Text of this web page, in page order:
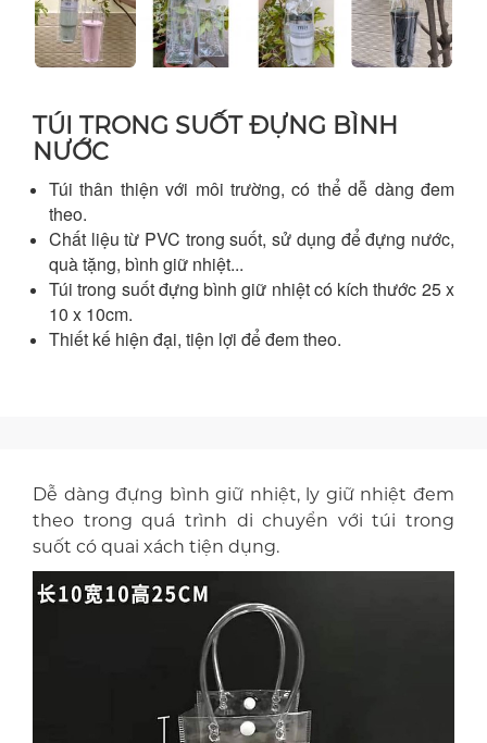
TÚI TRONG SUỐT ĐỰNG BÌNH
NƯỚC
Túi thân thiện với môi trường, có thể dễ dàng đem
theo.
Chất liệu từ PVC trong suốt, sử dụng để đựng nước,
quà tặng, bình giữ nhiệt...
Túi trong suốt đựng bình giữ nhiệt có kích thước 25 x
10 x 10cm.
Thiết kế hiện đại, tiện lợi để đem theo.
Dễ dàng đựng bình giữ nhiệt, ly giữ nhiệt đem
theo trong quá trình di chuyển với túi trong
suốt có quai xách tiện dụng.